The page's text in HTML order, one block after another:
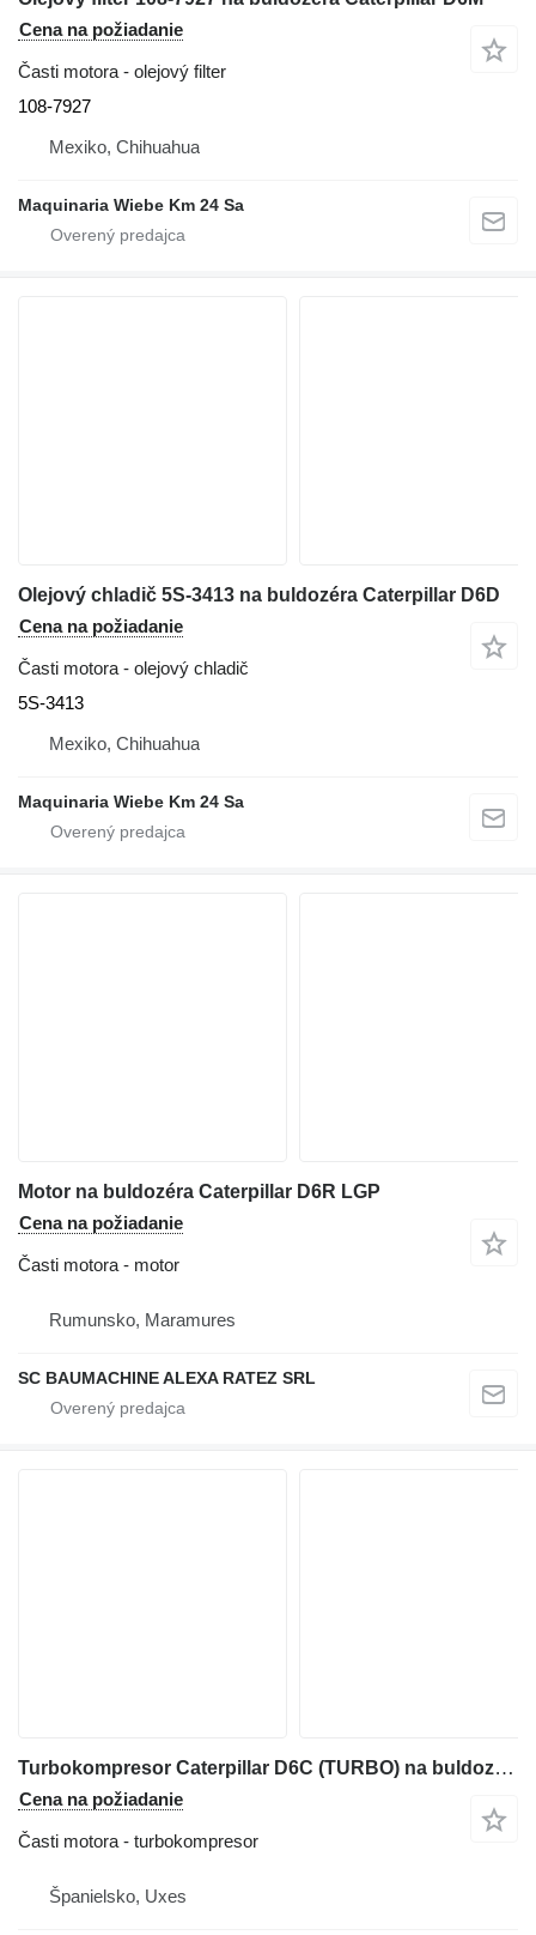
Cena na požiadanie
Časti motora - olejový filter
108-7927
Mexiko, Chihuahua
Maquinaria Wiebe Km 24 Sa
Olejový chladič 5S-3413 na buldozéra Caterpillar D6D
Cena na požiadanie
Časti motora - olejový chladič
5S-3413
Mexiko, Chihuahua
Maquinaria Wiebe Km 24 Sa
Motor na buldozéra Caterpillar D6R LGP
Cena na požiadanie
Časti motora - motor
Rumunsko, Maramures
SC BAUMACHINE ALEXA RATEZ SRL
Turbokompresor Caterpillar D6C (TURBO) na buldozéra Caterpillar D6C (TURBO)
Cena na požiadanie
Časti motora - turbokompresor
Španielsko, Uxes